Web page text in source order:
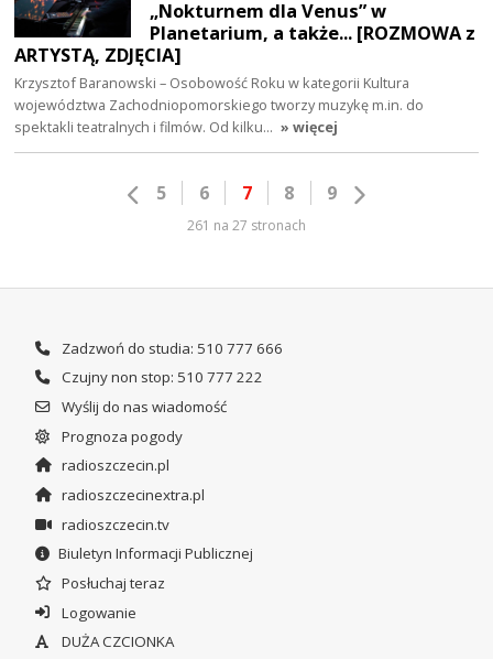
„Nokturnem dla Venus” w
Planetarium, a także... [ROZMOWA z
ARTYSTĄ, ZDJĘCIA]
Krzysztof Baranowski – Osobowość Roku w kategorii Kultura
województwa Zachodniopomorskiego tworzy muzykę m.in. do
spektakli teatralnych i filmów. Od kilku… » więcej
5 6 7 8 9
261 na 27 stronach
Zadzwoń do studia: 510 777 666
Czujny non stop: 510 777 222
Wyślij do nas wiadomość
Prognoza pogody
radioszczecin.pl
radioszczecinextra.pl
radioszczecin.tv
Biuletyn Informacji Publicznej
Posłuchaj teraz
Logowanie
DUŻA CZCIONKA